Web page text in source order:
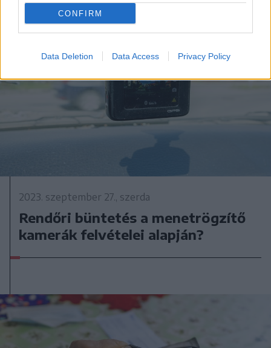
CONFIRM
Data Deletion Data Access Privacy Policy
2023. szeptember 27., szerda
Rendőri büntetés a menetrögzítő
kamerák felvételei alapján?